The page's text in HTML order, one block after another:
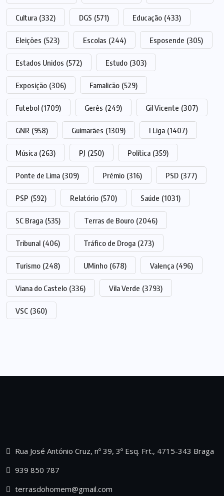
Cultura (332) DGS (571) Educação (433)
Eleições (523) Escolas (244) Esposende (305)
Estados Unidos (572) Estudo (303)
Exposição (306) Famalicão (529)
Futebol (1709) Gerês (249) Gil Vicente (307)
GNR (958) Guimarães (1309) I Liga (1407)
Música (263) PJ (250) Política (359)
Ponte de Lima (309) Prémio (316) PSD (377)
PSP (592) Relatório (570) Saúde (1031)
SC Braga (535) Terras de Bouro (2046)
Tribunal (406) Tráfico de Droga (273)
Turismo (248) UMinho (678) Valença (496)
Viana do Castelo (336) Vila Verde (3793)
VSC (360)
Rua José António Cruz, nº 39, 3º Esq. Frt., 4715-343 Braga
939 850 787
terrasdohomem@gmail.com